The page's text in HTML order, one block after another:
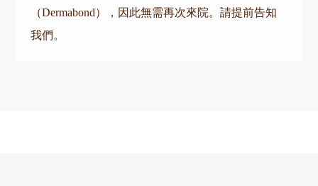
（Dermabond），因此無需再次來院。請提前告知
我們。